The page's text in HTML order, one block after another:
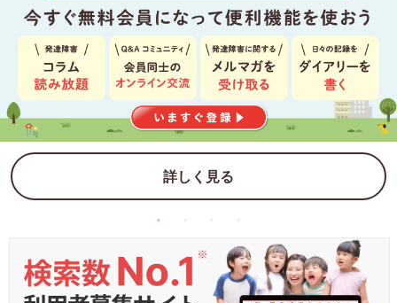
詳しく見る